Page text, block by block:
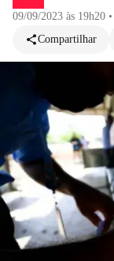
09/09/2023 às 19h20 •
Compartilhar